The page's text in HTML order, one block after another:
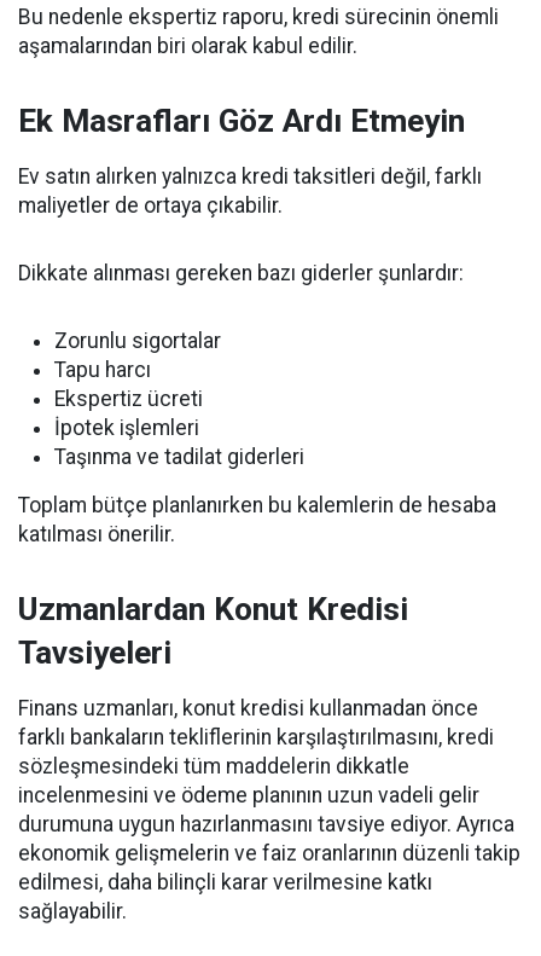
Bu nedenle ekspertiz raporu, kredi sürecinin önemli
aşamalarından biri olarak kabul edilir.
Ek Masrafları Göz Ardı Etmeyin
Ev satın alırken yalnızca kredi taksitleri değil, farklı
maliyetler de ortaya çıkabilir.
Dikkate alınması gereken bazı giderler şunlardır:
Zorunlu sigortalar
Tapu harcı
Ekspertiz ücreti
İpotek işlemleri
Taşınma ve tadilat giderleri
Toplam bütçe planlanırken bu kalemlerin de hesaba
katılması önerilir.
Uzmanlardan Konut Kredisi
Tavsiyeleri
Finans uzmanları, konut kredisi kullanmadan önce
farklı bankaların tekliflerinin karşılaştırılmasını, kredi
sözleşmesindeki tüm maddelerin dikkatle
incelenmesini ve ödeme planının uzun vadeli gelir
durumuna uygun hazırlanmasını tavsiye ediyor. Ayrıca
ekonomik gelişmelerin ve faiz oranlarının düzenli takip
edilmesi, daha bilinçli karar verilmesine katkı
sağlayabilir.